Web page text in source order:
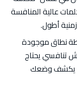
عالية المنافسة
أطول.
نطاق موجودة
تنافسي يحتاج
يكشف وضعك